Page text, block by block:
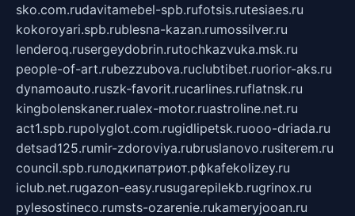
sko.com.rudavitamebel-spb.rufotsis.rutesiaes.ru
kokoroyari.spb.rublesna-kazan.rumossilver.ru
lenderoq.rusergeydobrin.rutochkazvuka.msk.ru
people-of-art.rubezzubova.ruclubtibet.ruorior-aks.ru
dynamoauto.ruszk-favorit.rucarlines.ruflatnsk.ru
kingbolenskaner.rualex-motor.ruastroline.net.ru
act1.spb.rupolyglot.com.rugidlipetsk.ruooo-driada.ru
detsad125.rumir-zdoroviya.rubruslanovo.rusiterem.ru
council.spb.ruлодкипатриот.рфkafekolizey.ru
iclub.net.rugazon-easy.rusugarepilekb.rugrinox.ru
pylesostineco.rumsts-ozarenie.rukameryjooan.ru